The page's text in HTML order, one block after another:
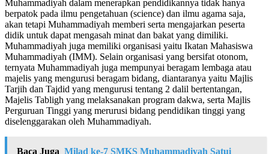
Muhammadiyah dalam menerapkan pendidikannya tidak hanya
berpatok pada ilmu pengetahuan (science) dan ilmu agama saja,
akan tetapi Muhammadiyah memberi serta mengajarkan peserta
didik untuk dapat mengasah minat dan bakat yang dimiliki.
Muhammadiyah juga memiliki organisasi yaitu Ikatan Mahasiswa
Muhammadiyah (IMM). Selain organisasi yang bersifat otonom,
ternyata Muhammadiyah juga mempunyai beragam lembaga atau
majelis yang mengurusi beragam bidang, diantaranya yaitu Majlis
Tarjih dan Tajdid yang mengurusi tentang 2 dalil bertentangan,
Majelis Tabligh yang melaksanakan program dakwa, serta Majlis
Perguruan Tinggi yang merurusi bidang pendidikan tinggi yang
diselenggarakan oleh Muhammadiyah.
Baca Juga Milad ke-7 SMKS Muhammadiyah Satui